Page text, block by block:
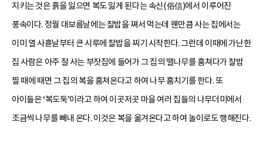
지키는 것은 흙을 잃으면 복도 잃게 된다는 속신(俗信)에서 이루어진
풍속이다. 정월 대보름날에는 찰밥을 쪄서 먹는데 웬만큼 사는 집에서는
이미 열 사흗날부터 큰 시루에 찰밥을 찌기 시작한다. 그런데 이때에 가난한
집 사람은 아주 잘 사는 부잣집에 들어가 그 집의 땔나무를 훔쳐다가 찰밥
찔 때에 때면 그 집의 복을 훔쳐온다고 하여 나무 훔치기를 한다. 또
아이들은 ‘복도둑’이라고 하여 이곳저곳 마을 여러 집들의 나무더미에서
조금씩 나무를 빼내 온다. 이것은 복을 옮겨온다고 하여 놀이로도 행해진다.